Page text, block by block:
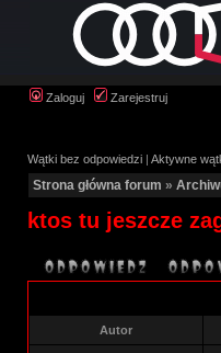
Zaloguj Zarejestruj
Wątki bez odpowiedzi | Aktywne
Strona główna forum »
ktos tu jeszcze
Autor